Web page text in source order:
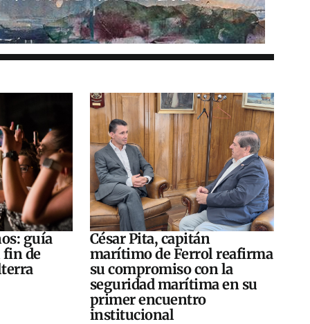
guía
fin de
César Pita, capitán
marítimo de Ferrol reafirma
su compromiso con la
seguridad marítima en su
primer encuentro
institucional